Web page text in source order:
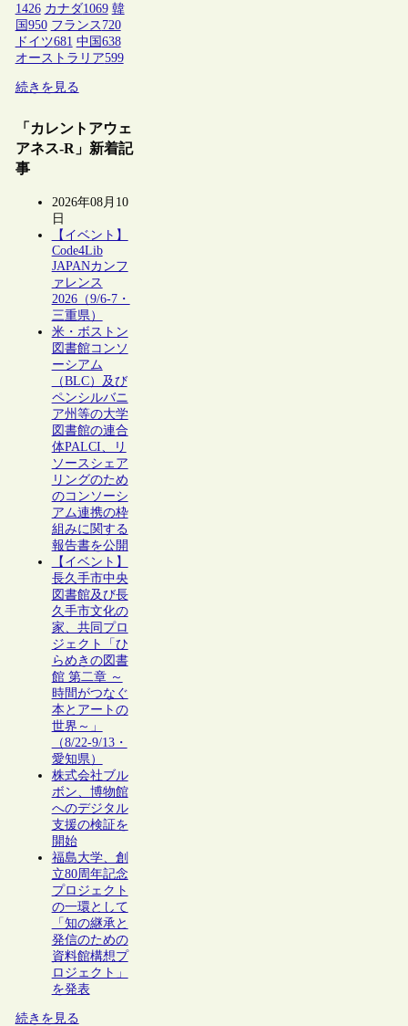
1426 カナダ1069 韓
国 950 フランス 720
ドイツ681 中国 638
オーストラリア599
続きを見る
「カレントアウェ
アネス-R」新着記
事
2026年08月10
日
【イベント】
Code4Lib
JAPANカンフ
ァレンス
2026（9/6-7・
三重県）
米・ボストン
図書館コンソ
ーシアム
（BLC）及び
ペンシルバニ
ア州等の大学
図書館の連合
体PALCI、リ
ソースシェア
リングのため
のコンソーシ
アム連携の枠
組みに関する
報告書を公開
【イベント】
長久手市中央
図書館及び長
久手市文化の
家、共同プロ
ジェクト「ひ
らめきの図書
館 第二章 ～
時間がつなぐ
本とアートの
世界～」
（8/22-9/13・
愛知県）
株式会社ブル
ボン、博物館
へのデジタル
支援の検証を
開始
福島大学、創
立80周年記念
プロジェクト
の一環として
「知の継承と
発信のための
資料館構想プ
ロジェクト」
を発表
続きを見る